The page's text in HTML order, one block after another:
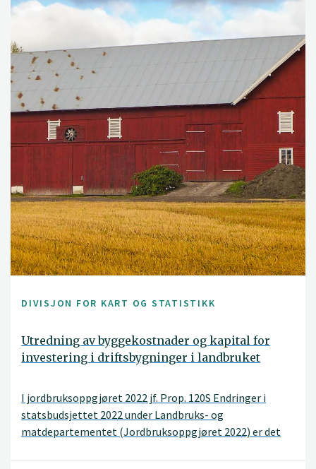
DIVISJON FOR KART OG STATISTIKK
Utredning av byggekostnader og kapital for
investering i driftsbygninger i landbruket
I jordbruksoppgjøret 2022 jf. Prop. 120S Endringer i
statsbudsjettet 2022 under Landbruks- og
matdepartementet (Jordbruksoppgjøret 2022) er det
geografiske variasjoner i byggekostnader ved bygging av